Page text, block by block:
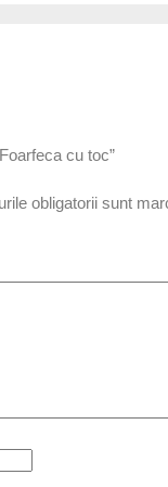
cu toc”
obligatorii sunt